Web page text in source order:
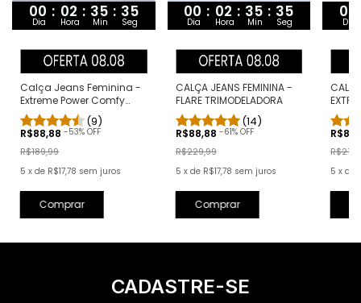
00 : 02 : 35 : 34
Dia Hora Min Seg
Calça Jeans Feminina -
Extreme Power Comfy
Branca
(9)
R$88,88 -53% OFF
R$189,99
5 x de R$17,78 sem juros
Comprar
00 : 02 : 35 : 34
Dia Hora Min Seg
CALÇA JEANS FEMININA -
FLARE TRIMODELADORA
(14)
R$88,88 -61% OFF
R$229,99
5 x de R$17,78 sem juros
Comprar
00
Dia
5 x de
CADASTRE-SE